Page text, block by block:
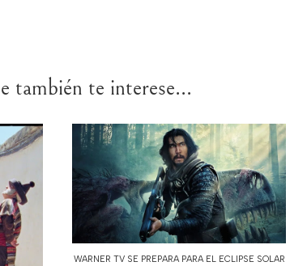
también te interese...
WARNER TV SE PREPARA PARA EL ECLIPSE SOLAR